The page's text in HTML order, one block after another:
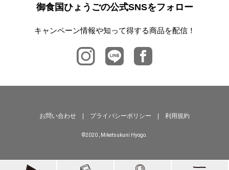
御食国ひょうごの公式SNSをフォロー
キャンペーン情報や知って得する商品を配信！
お問い合わせ プライバシーポリシー 利用規約
©2020 , Miketsukuni Hyogo.